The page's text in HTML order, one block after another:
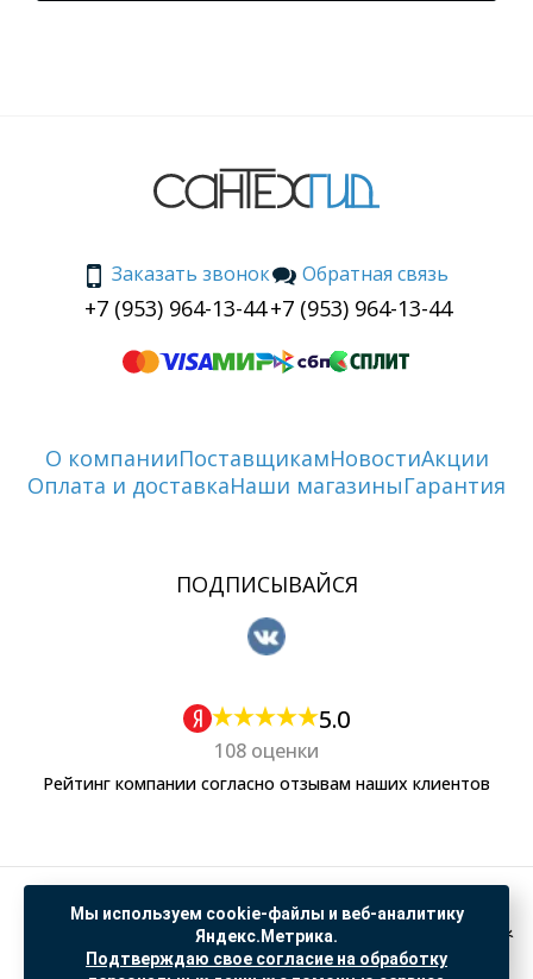
Заказать звонок
+7 (953) 964-13-44
Обратная связь
+7 (953) 964-13-44
О компанииПоставщикамНовостиАкции
Оплата и доставкаНаши магазиныГарантия
ПОДПИСЫВАЙСЯ
5.0
108 оценки
Рейтинг компании согласно отзывам наших клиентов
Политика обработки персональных данных
Согласие на обработку данных Яндекс Метрика
"© ООО “САНТЕХГИД”, 2026. Все права защищены. Предложение не является публичной
Мы используем cookie-файлы и веб-аналитику
Яндекс.Метрика.
Подтверждаю свое согласие на обработку